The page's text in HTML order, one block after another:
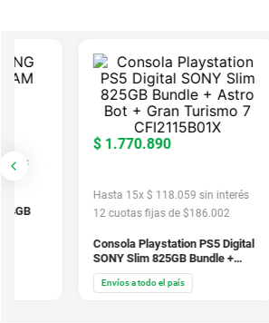
.770.890
Hasta15x $ 118. 059sin interés
cuotas fijas de $186.002
Consola Playstation PS5 Digital
SONY Slim 825GB Bundle +
Astro Bot + Gran Turismo 7
CFI2115B01X
Envíos a todo el país